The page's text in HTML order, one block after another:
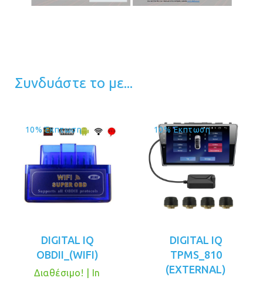
Συνδυάστε το με...
10% Έκπτωση
DIGITAL IQ
OBDII_(WIFI)
Διαθέσιμο! | In
10% Έκπτωση
DIGITAL IQ
TPMS_810
(EXTERNAL)